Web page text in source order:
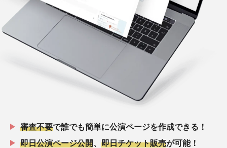
審査不要で誰でも簡単に公演ページを作成できる！
即日公演ページ公開
即日チケット販売が可能！